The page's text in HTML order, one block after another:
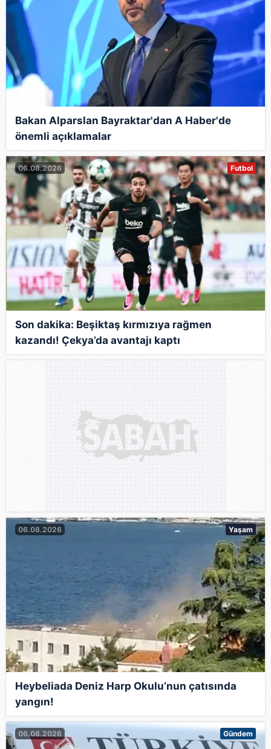
Bakan Alparslan Bayraktar'dan A Haber'de
önemli açıklamalar
06.08.2026 Futbol
Son dakika: Beşiktaş kırmızıya rağmen
kazandı! Çekya’da avantajı kaptı
06.08.2026 Yaşam
Heybeliada Deniz Harp Okulu’nun çatısında
yangın!
06.08.2026 Gündem